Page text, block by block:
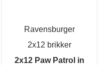
Ravensburger
2x12 brikker
2x12 Paw Patrol in